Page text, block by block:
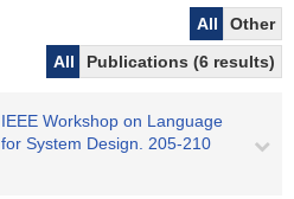
All
Other
All
Publications (6 results)
Workshop on Language
System Design. 205-210